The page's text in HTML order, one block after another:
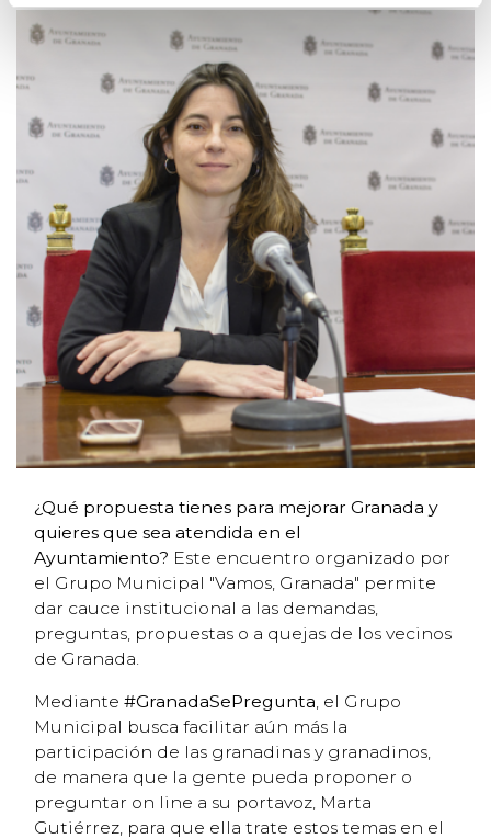
¿Qué propuesta tienes para mejorar Granada y
quieres que sea atendida en el
Ayuntamiento? Este encuentro organizado por
el Grupo Municipal "Vamos, Granada" permite
dar cauce institucional a las demandas,
preguntas, propuestas o a quejas de los vecinos
de Granada.
Mediante #GranadaSePregunta , el Grupo
Municipal busca facilitar aún más la
participación de las granadinas y granadinos,
de manera que la gente pueda proponer o
preguntar on line a su portavoz, Marta
Gutiérrez, para que ella trate estos temas en el